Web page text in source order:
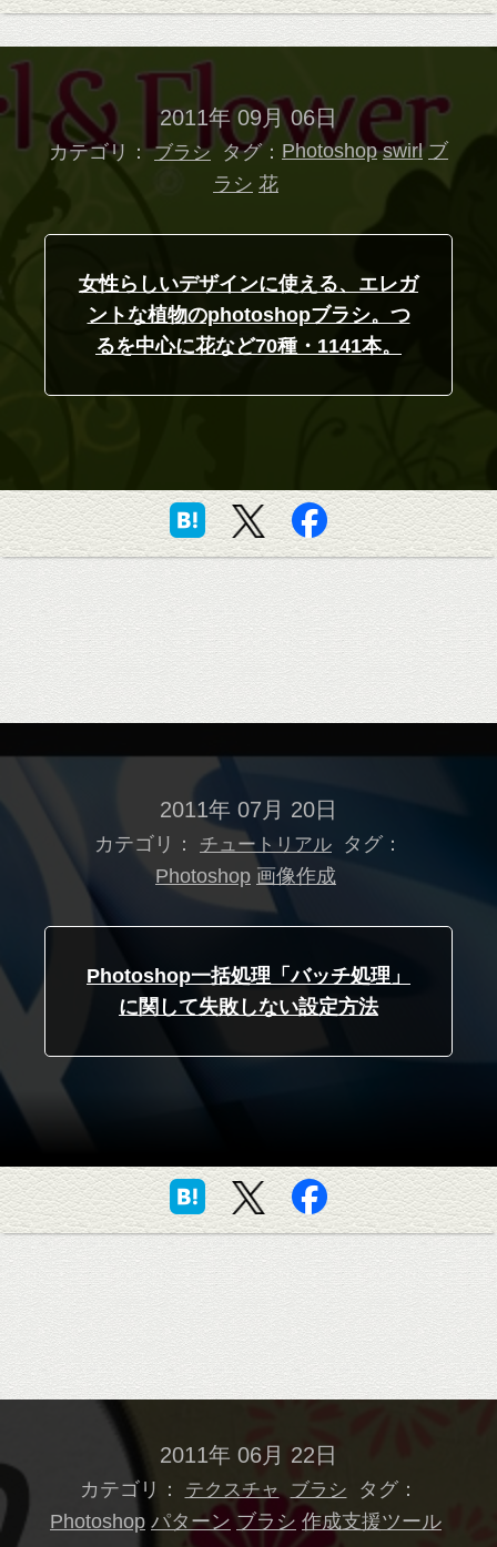
2011年 09月 06日
カテゴリ： ブラシ タグ： Photoshop swirl ブ
ラシ 花
女性らしいデザインに使える、エレガ
ントな植物のphotoshopブラシ。つ
るを中心に花など70種・1141本。
2011年 07月 20日
カテゴリ： チュートリアル
タグ：
Photoshop 画像作成
Photoshop一括処理「バッチ処理」
に関して失敗しない設定方法
2011年 06月 22日
カテゴリ： テクスチャ ブラシ
タグ：
Photoshop パターン ブラシ 作成支援ツール